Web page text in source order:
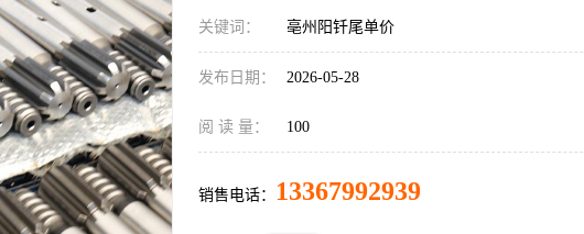
关键词： 亳州阳钎尾单价
发布日期： 2026-05-28
阅 读 量： 100
销售电话： 13367992939